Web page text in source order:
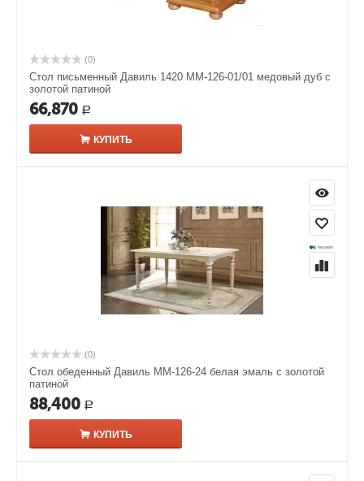
(0)
Стол письменный Давиль 1420 ММ-126-01/01 медовый дуб с
золотой патиной
66,870 Р
КУПИТЬ
(0)
Стол обеденный Давиль ММ-126-24 белая эмаль с золотой
патиной
88,400 Р
КУПИТЬ